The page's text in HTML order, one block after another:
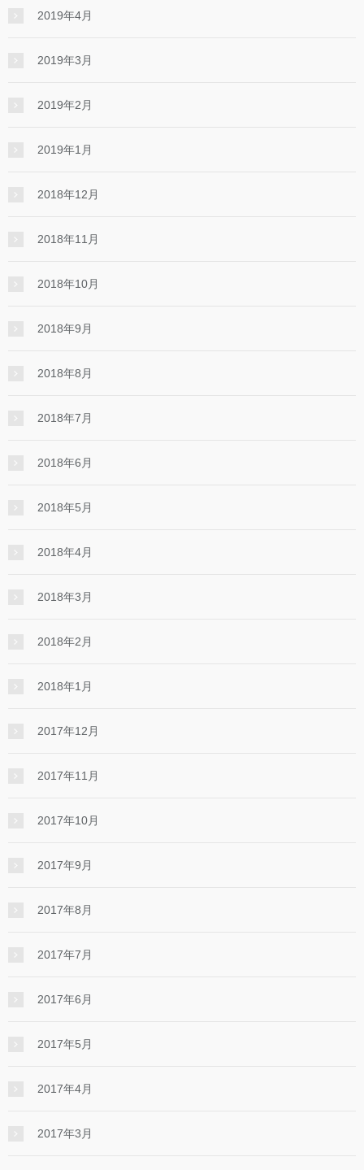
2019年4月
2019年3月
2019年2月
2019年1月
2018年12月
2018年11月
2018年10月
2018年9月
2018年8月
2018年7月
2018年6月
2018年5月
2018年4月
2018年3月
2018年2月
2018年1月
2017年12月
2017年11月
2017年10月
2017年9月
2017年8月
2017年7月
2017年6月
2017年5月
2017年4月
2017年3月